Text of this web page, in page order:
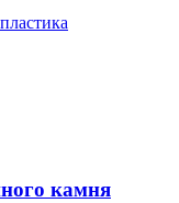
камня